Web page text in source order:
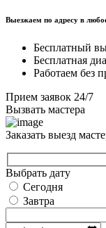
Выезжаем по адресу в
Бесплатный
Бесплатная
Работаем без
Прием заявок 24/7
Вызвать мастера
Заказать выезд
Выбрать дату
Сегодня
Завтра